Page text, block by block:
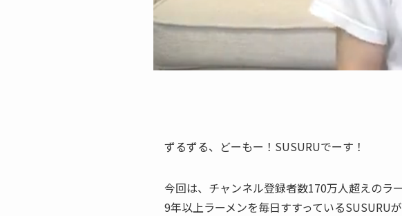
ずるずる、どーもー！SUSURUでーす！
今回は、チャンネル登録者数170万人超えのラ
9年以上ラーメンを毎日すすっているSUSURU